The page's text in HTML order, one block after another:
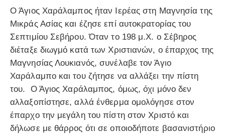
Ο Άγιος Χαράλαμπος ήταν Ιερέας στη Μαγνησία της
Μικράς Ασίας και έζησε επί αυτοκρατορίας του
Σεπτιμίου Σεβήρου. Όταν το 198 μ.Χ. ο Σέβηρος
διέταξε διωγμό κατά των Χριστιανών, ο έπαρχος της
Μαγνησίας Λουκιανός, συνέλαβε τον Άγιο
Χαράλαμπο και του ζήτησε να αλλάξει την πίστη
του. Ο Άγιος Χαράλαμπος, όμως, όχι μόνο δεν
αλλαξοπίστησε, αλλά ένθερμα ομολόγησε στον
έπαρχο την μεγάλη του πίστη στον Χριστό και
δήλωσε με θάρρος ότι σε οποιοδήποτε βασανιστήριο